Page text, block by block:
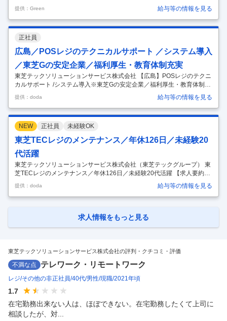
クソリューションサービス株式会社 - トップシェアの店舗システムを支
え続ける東芝グループ会社 仕事内容 ～お買い物の当たり前を支え、お客
様も製品も身近に感じられる～ ・お客様が使用するPOSシステムおよび
構成機器の死活監視・問い合わせ対応・リモートでの障害対応。 ・東芝
テック営業担当と協力したソリューション提案。 ～時差勤務でメリハリ
のある働き方が可能～ ・店舗システムの導入コントロール ・店舗システ
ムやネットワーク関連のテクニカルサポート（ヘルプデスク） ・オ…
提供：Green 給与等の情報を見る
正社員
広島／POSレジのテクニカルサポート ／システム導入
／東芝Gの安定企業／福利厚生・教育体制充実
東芝テックソリューションサービス株式会社 【広島】POSレジのテクニ
カルサポート /システム導入※東芝Gの安定企業／福利厚生・教育体制充
実 【仕事内容】 【広島】POSレジのテクニカルサポート /システム導入
※東芝Gの安定企業／福利厚生・教育体制充実 【具体的な仕事内容】 ★
東芝グループ充実の福利厚生/住宅補助あり/教育・研修体制充実/平均勤
続年数20年以上/POSレジ業界シェアNo1★ ≪当社について≫ 当社は東
芝テックの完全子会社として、1973年設立以来、POSシステムやデジタ
ル複合機の導入から保守・運用まで全国120拠点でトータルサポート。
安心の技術力でお客様の店舗・オフィスを支え続け…
提供：doda 給与等の情報を見る
NEW 正社員 未経験OK
東芝TECレジのメンテナンス／年休126日／未経験20
代活躍
東芝テックソリューションサービス株式会社（東芝テックグループ） 東
芝TECレジのメンテナンス／年休126日／未経験20代活躍 【求人要約】
プライム市場上場★東芝テックグループの安定感◎ 未経験歓迎★3カ月
育成で一生モノの技術が身につく 働きやすさ★年休126日・住宅補助・
賞与4カ月以上 【仕事内容】 【国内シェアトップクラス！】POSシステ
的な仕事内容】 ＜Pick upタブもぜひご覧ください！＞ 国内シェアNo.1
提供：doda 給与等の情報を見る
求人情報をもっと見る
東芝テックソリューションサービス株式会社の評判・クチコミ・評価
不満な点 テレワーク・リモートワーク
レジ その他の非正社員 40代 男性 現職 2021年頃
1.7
在宅勤務出来ない人は、ほぼできない。在宅勤務したくて上司に
相談したが、対...